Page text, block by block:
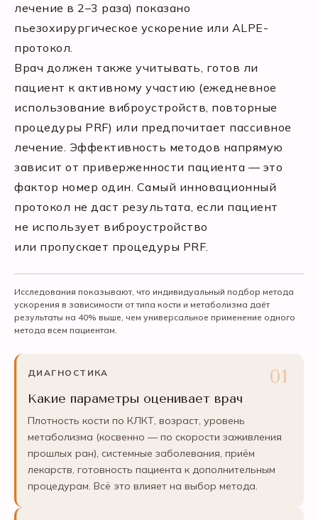
лечение в 2–3 раза) показано
пьезохирургическое ускорение или ALPE-
протокол.
Врач должен также учитывать, готов ли
пациент к активному участию (ежедневное
использование виброустройств, повторные
процедуры PRF) или предпочитает пассивное
лечение. Эффективность методов напрямую
зависит от приверженности пациента — это
фактор номер один. Самый инновационный
протокол не даст результата, если пациент
не использует виброустройство
или пропускает процедуры PRF.
Исследования показывают, что индивидуальный подбор метода
ускорения в зависимости от типа кости и метаболизма даёт
результаты на 40% выше, чем универсальное применение одного
метода всем пациентам.
ДИАГНОСТИКА
Какие параметры оценивает врач
Плотность кости по КЛКТ, возраст, уровень
метаболизма (косвенно — по скорости заживления
прошлых ран), системные заболевания, приём
лекарств, готовность пациента к дополнительным
процедурам. Всё это влияет на выбор метода.